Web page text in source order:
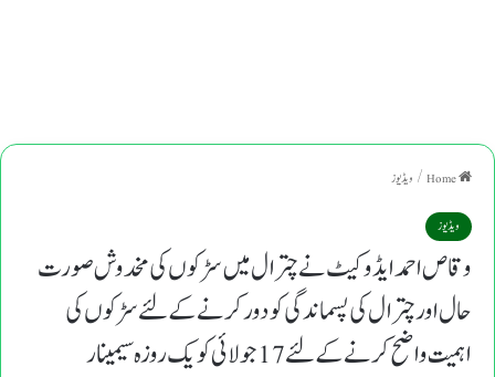
/ ویڈیوز
ویڈیوز
وقاص احمد ایڈوکیٹ نے چترال میں سڑکوں کی مخدوش صورت
حال اور چترال کی پسماندگی کو دور کرنے کے لئے سڑکوں کی
اہمیت واضح کرنے کے لئے 17جولائی کو یک روزہ سیمینار